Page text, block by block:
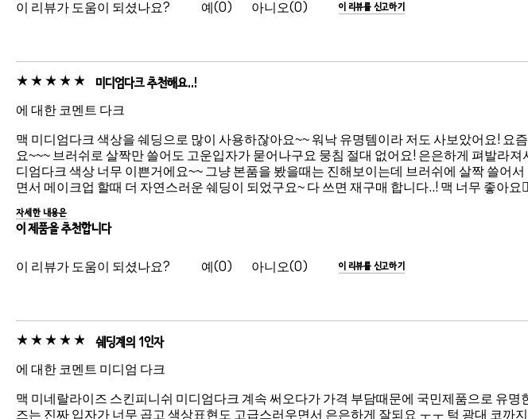
이 리뷰가 도움이 되셨나요? 0 0 이 리뷰를 신고하기
미디엄다크 추천해요..!
에 대한 코멘트 다크
맥 미디엄다크 색상을 쉐딩으로 많이 사용하잖아요~~ 워낙 유명템이라 저도 사보았어요! 요
요~~~ 브러쉬로 살짝만 쓸어도 고운입자가 묻어나구요 뭉침 절대 없어요! 은은하게 펴발라
디엄다크 색상 너무 이쁜거에요~~ 그냥 본품을 봤을때는 진해보이는데 브러쉬에 살짝 쓸어
면서 메이크업 할때 더 자연스러운 쉐딩이 되었구요~ 다 쓰면 재구매 합니다..! 맥 너무 좋아요
자세한 내용은
이 제품을 추천합니다
이 리뷰가 도움이 되셨나요? 0 0 이 리뷰를 신고하기
쉐딩계의 1인자
에 대한 코멘트 미디엄 다크
맥 미네랄라이즈 스킨피니쉬 미디엄다크 계속 써오다가 가격 부담때문에 국민제품으로 유명
즈는 진짜 입자가 너무 곱고 색상표현도 고급스러우면서 은은하게 잘되요 ㅜㅜ 턱 광대 코까